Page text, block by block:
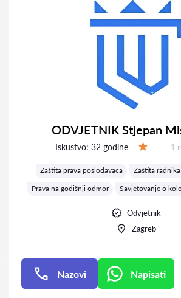
ODVJETNIK Stjepan
Iskustvo: 32 godine 1
Zaštita prava poslodavaca
Zaštita
Prava na godišnji odmor
Savjetovanje o
Odvjetnik
Zagreb
Nazovi Napisati